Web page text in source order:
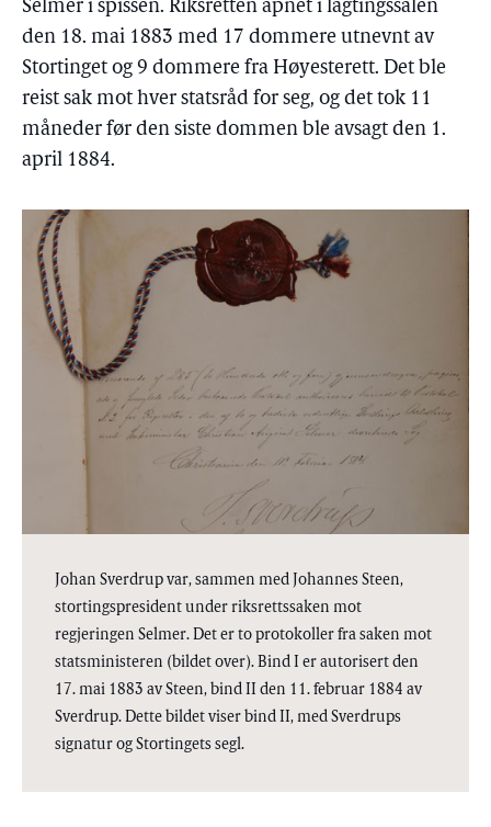
Selmer i spissen. Riksretten åpnet i lagtingssalen
den 18. mai 1883 med 17 dommere utnevnt av
Stortinget og 9 dommere fra Høyesterett. Det ble
reist sak mot hver statsråd for seg, og det tok 11
måneder før den siste dommen ble avsagt den 1.
april 1884.
Johan Sverdrup var, sammen med Johannes Steen,
stortingspresident under riksrettssaken mot
regjeringen Selmer. Det er to protokoller fra saken mot
statsministeren (bildet over). Bind I er autorisert den
17. mai 1883 av Steen, bind II den 11. februar 1884 av
Sverdrup. Dette bildet viser bind II, med Sverdrups
signatur og Stortingets segl.